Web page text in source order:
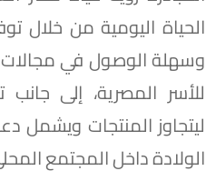
الحياة اليومية من خلال
وسهلة الوصول في مجالات
للأسر المصرية، إلى
ليتجاوز المنتجات ويشمل
الولادة داخل المجتمع